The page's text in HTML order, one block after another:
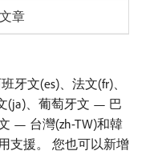
章
牙文(es)、法文(fr)、
(ja)、葡萄牙文 — 巴
— 台灣(zh-TW)和韓
支援。 您也可以新增